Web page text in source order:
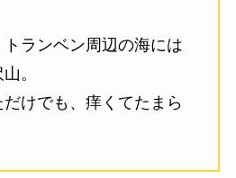
トランベン周辺の海には
。
けでも、痒くてたまら